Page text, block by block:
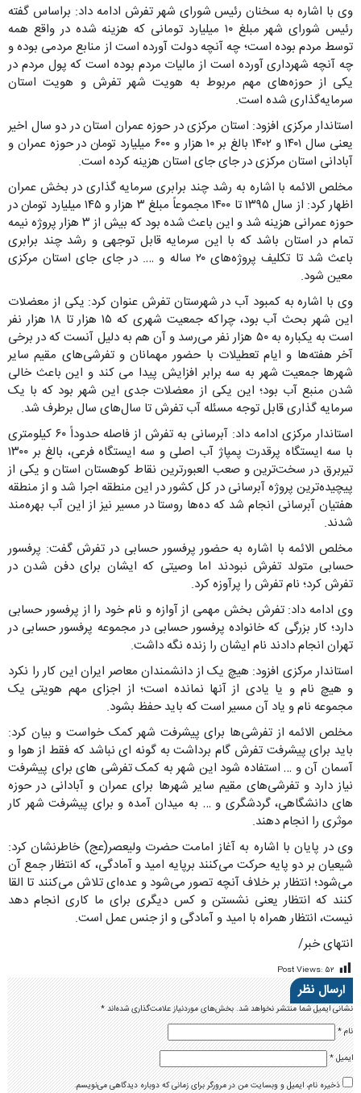
وی با اشاره به سخنان رئیس شورای شهر تفرش ادامه داد: براساس گفته
رئیس شورای شهر مبلغ ۱۰ میلیارد تومانی که هزینه شده در واقع همه
توسط مردم بوده است؛ چه آنچه دولت آورده است از منابع مردمی بوده و
چه آنچه شهرداری آورده است از مالیات مردم بوده است که پول مردم در
یکی از حوزه‌های مهم مربوط به هویت شهر تفرش و هویت استان
سرمایه‌گذاری شده است.
استاندار مرکزی افزود: استان مرکزی در حوزه عمران استان در دو سال اخیر
یعنی سال ۱۴۰۱ و ۱۴۰۲ بالغ بر ۱۰ هزار و ۶۰۰ میلیارد تومان در حوزه عمران و
آبادانی استان مرکزی در جای جای استان هزینه کرده است.
مخلص الائمه با اشاره به رشد چند برابری سرمایه گذاری در بخش عمران
اظهار کرد: از سال ۱۳۹۵ تا ۱۴۰۰ مجموعاً مبلغ ۳ هزار و ۱۴۵ میلیارد تومان در
حوزه عمرانی هزینه شد و این باعث شده بود که بیش از ۳ هزار پروژه نیمه
تمام در استان باشد که با این سرمایه قابل توجهی و رشد چند برابری
باعث شد تا تکلیف پروژه‌های ۲۰ ساله و …. در جای جای استان مرکزی
معین شود.
وی با اشاره به کمبود آب در شهرستان تفرش عنوان کرد: یکی از معضلات
این شهر بحث آب بود، چراکه جمعیت شهری که ۱۵ هزار تا ۱۸ هزار نفر
است به یکباره به ۵۰ هزار نفر می‌رسد و آن هم به دلیل آنست که در برخی
آخر هفته‌ها و ایام تعطیلات با حضور مهمانان و تفرشی‌های مقیم سایر
شهرها جمعیت شهر به سه برابر افزایش پیدا می کند و این باعث خالی
شدن منبع آب بود؛ این یکی از معضلات جدی این شهر بود که با یک
سرمایه گذاری قابل توجه مسئله آب تفرش تا سال‌های سال برطرف شد.
استاندار مرکزی ادامه داد: آبرسانی به تفرش از فاصله حدوداً ۶۰ کیلومتری
با سه ایستگاه پرقدرت پمپاژ آب اصلی و سه ایستگاه فرعی، بالغ بر ۱۳۰۰
تیربرق در سخت‌ترین و صعب العبورترین نقاط کوهستان استان و یکی از
پیچیده‌ترین پروژه آبرسانی در کل کشور در این منطقه اجرا شد و از منطقه
هفتیان آبرسانی انجام شد که ده‌ها روستا در مسیر نیز از این آب بهره‌مند
شدند.
مخلص الائمه با اشاره به حضور پرفسور حسابی در تفرش گفت: پرفسور
حسابی متولد تفرش نبودند اما وصیتی که ایشان برای دفن شدن در
تفرش کرد؛ نام تفرش را پرآوزه کرد.
وی ادامه داد: تفرش بخش مهمی از آوازه و نام خود را از پرفسور حسابی
دارد؛ کار بزرگی که خانواده پرفسور حسابی در مجموعه پرفسور حسابی در
تهران انجام دادند نام ایشان را زنده نگه داشت.
استاندار مرکزی افزود: هیچ یک از دانشمندان معاصر ایران این کار را نکرد
و هیچ نام و یا یادی از آنها نمانده است؛ از اجزای مهم هویتی یک
مجموعه نام و یاد آن مسیر است که باید حفظ بشود.
مخلص الائمه از تفرشی‌ها برای پیشرفت شهر کمک خواست و بیان کرد:
باید برای پیشرفت تفرش گام برداشت به گونه ای نباشد که فقط از هوا و
آسمان آن و … استفاده شود این شهر به کمک تفرشی های برای پیشرفت
نیاز دارد و تفرشی‌های مقیم سایر شهرها برای عمران و آبادانی در حوزه
های دانشگاهی، گردشگری و … به میدان آمده و برای پیشرفت شهر کار
موثری را انجام دهند.
وی در پایان با اشاره به آغاز امامت حضرت ولیعصر(عج) خاطرنشان کرد:
شیعیان بر دو پایه حرکت می‌کنند برپایه امید و آمادگی، که انتظار جمع آن
می‌شود؛ انتظار بر خلاف آنچه تصور می‌شود و عده‌ای تلاش می‌کنند تا القا
کنند که انتظار یعنی نشستن و کس دیگری برای ما کاری انجام دهد
نیست، انتظار همراه با امید و آمادگی و از جنس عمل است.
انتهای خبر/
Post Views: ۵۲
ارسال نظر
نشانی ایمیل شما منتشر نخواهد شد.بخش‌های موردنیاز علامت‌گذاری شده‌اند*
نام*
ایمیل*
ذخیره نام، ایمیل و وبسایت من در مرورگر برای زمانی که دوباره دیدگاهی می‌نویسم.